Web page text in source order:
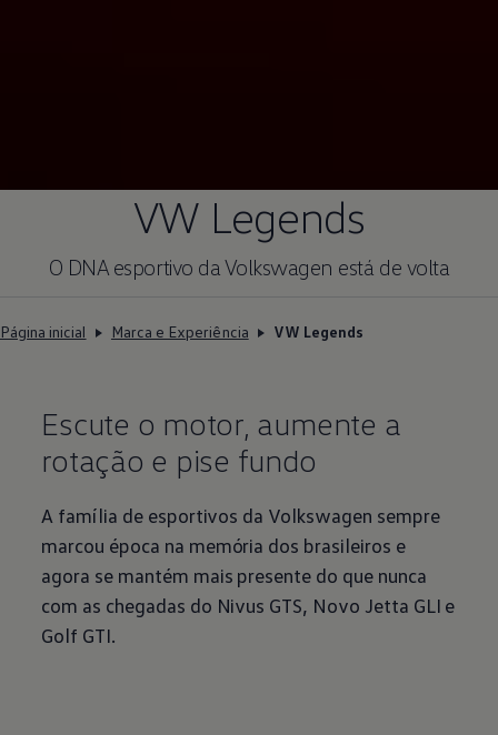
VW Legends
O DNA esportivo da Volkswagen está de volta
Página inicial Marca e Experiência VW Legends
Escute o motor, aumente a
rotação e pise fundo
A família de esportivos da Volkswagen sempre
marcou época na memória dos brasileiros e
agora se mantém mais presente do que nunca
com as chegadas do Nivus GTS, Novo Jetta GLI e
Golf GTI.